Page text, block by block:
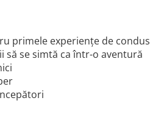
primele experiențe de condus
să se simtă ca într-o aventură